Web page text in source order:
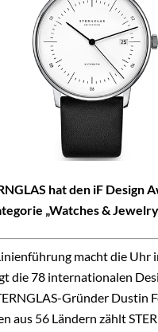
hat den iF Design
„Watches &
macht die Uhr
die 78 internationalen
Gründer Dustin
aus 56 Ländern zählt